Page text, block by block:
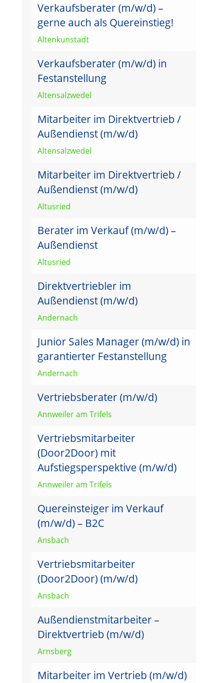
Verkaufsberater (m/w/d) –
gerne auch als Quereinstieg!
Altenkunstadt
Verkaufsberater (m/w/d) in
Festanstellung
Altensalzwedel
Mitarbeiter im Direktvertrieb /
Außendienst (m/w/d)
Altensalzwedel
Mitarbeiter im Direktvertrieb /
Außendienst (m/w/d)
Altusried
Berater im Verkauf (m/w/d) –
Außendienst
Altusried
Direktvertriebler im
Außendienst (m/w/d)
Andernach
Junior Sales Manager (m/w/d) in
garantierter Festanstellung
Andernach
Vertriebsberater (m/w/d)
Annweiler am Trifels
Vertriebsmitarbeiter
(Door2Door) mit
Aufstiegsperspektive (m/w/d)
Annweiler am Trifels
Quereinsteiger im Verkauf
(m/w/d) – B2C
Ansbach
Vertriebsmitarbeiter
(Door2Door) (m/w/d)
Ansbach
Außendienstmitarbeiter –
Direktvertrieb (m/w/d)
Arnsberg
Mitarbeiter im Vertrieb (m/w/d)